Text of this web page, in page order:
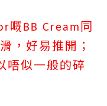
嘅 BB Cream 同
，好易推開；
唔似一般的碎